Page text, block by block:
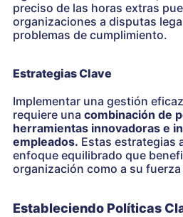
preciso de las horas extras
organizaciones a disputas
problemas de cumplimiento.
Estrategias Clave
Implementar una gestión
requiere una combinación de
herramientas innovadoras e
empleados. Estas estrategias
enfoque equilibrado que
organización como a su
Estableciendo Políticas